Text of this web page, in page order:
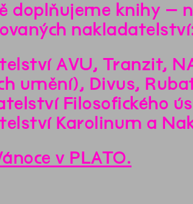
doplňujeme knihy –
AVU, Tranzit,
umění), Divus,
Filosofického
Karolinum a
v PLATO.